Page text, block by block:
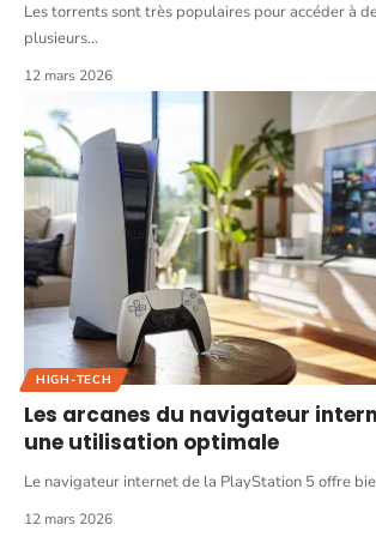
Les torrents sont très populaires pour accéder à
plusieurs…
12 mars 2026
HIGH-TECH
Les arcanes du navigateur
une utilisation optimale
Le navigateur internet de la PlayStation 5 offre
12 mars 2026